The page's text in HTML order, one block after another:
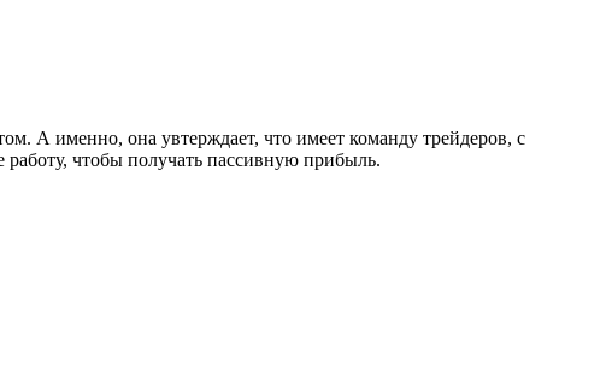
А именно, она увтерждает, что имеет команду трейдеров, с
работу, чтобы получать пассивную прибыль.